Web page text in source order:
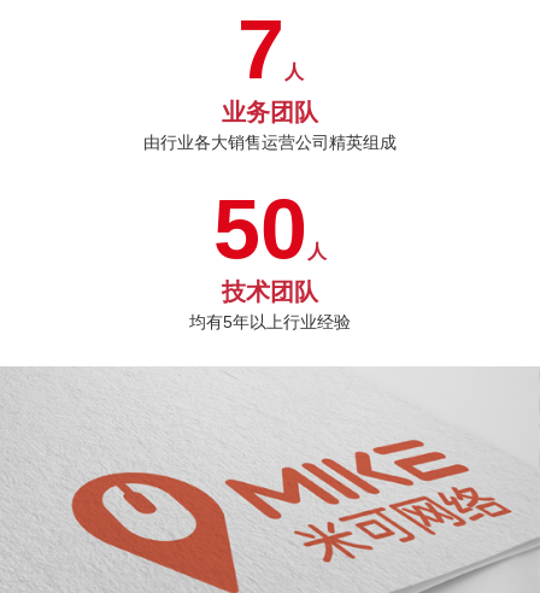
7 人
业务团队
由行业各大销售运营公司精英组成
50 人
技术团队
均有5年以上行业经验